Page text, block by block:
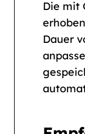
Die mit
Dauer